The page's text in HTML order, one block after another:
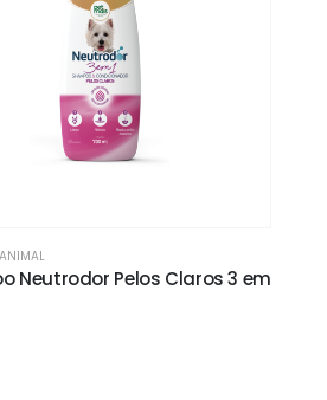
Neutrodor Pelos Claros 3 em